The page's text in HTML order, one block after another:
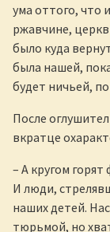
ума оттого, что
ржавчине,
было куда
была нашей,
будет ничьей,
После
вкратце
– А кругом
И люди,
наших детей.
тюрьмой, но